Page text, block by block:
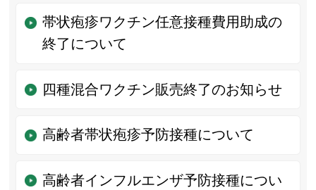
帯状疱疹ワクチン任意接種費用助成の
終了について
四種混合ワクチン販売終了のお知らせ
高齢者帯状疱疹予防接種について
高齢者インフルエンザ予防接種につい